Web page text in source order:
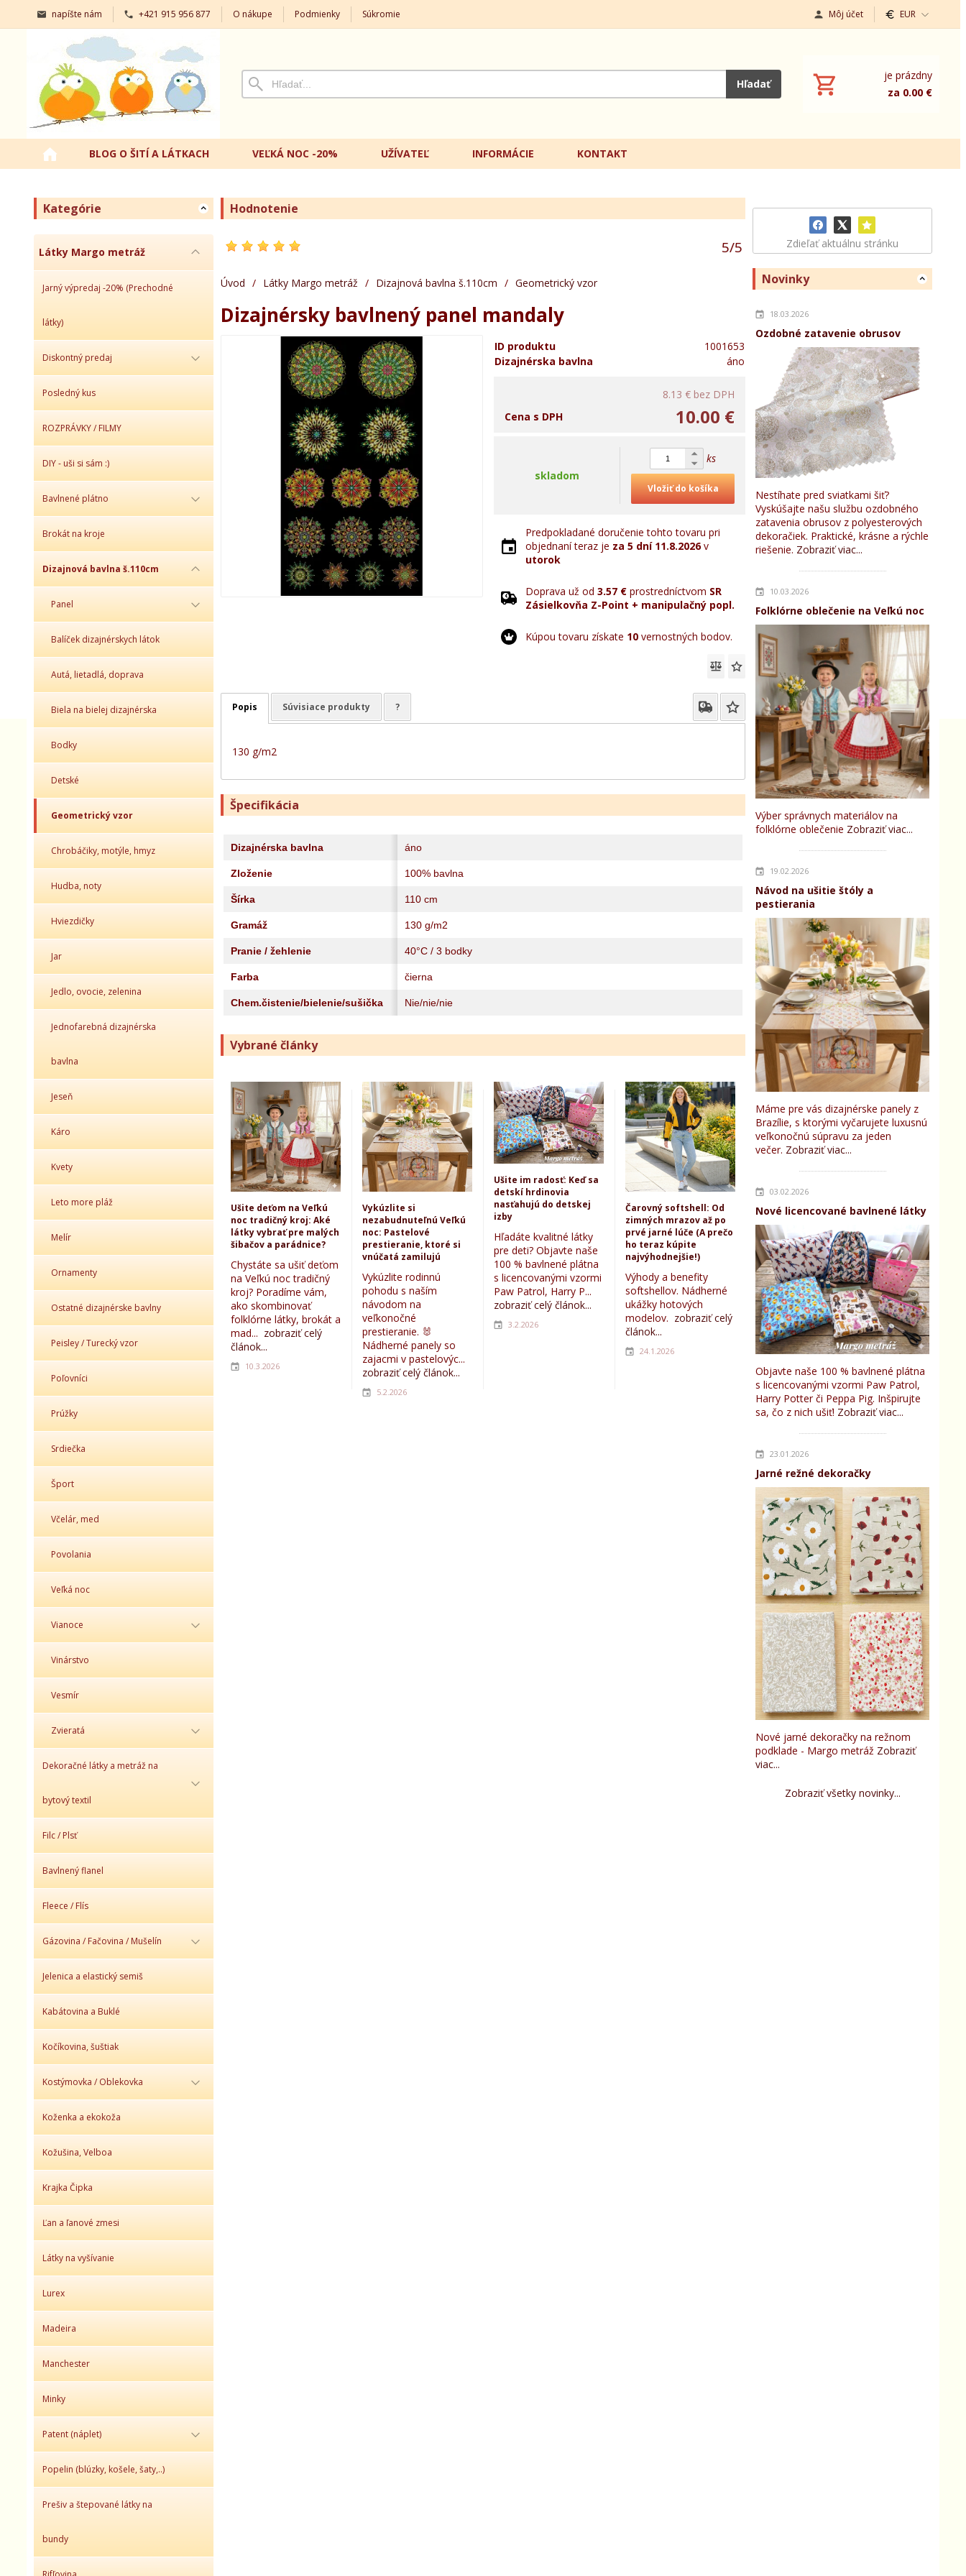
napíšte nám +421 915 956 877 O nákupe Podmienky Súkromie Môj účet EUR
Hľadať
je prázdny
za 0.00 €
BLOG O ŠITÍ A LÁTKACH VEĽKÁ NOC -20% UŽÍVATEĽ INFORMÁCIE KONTAKT
Kategórie
Látky Margo metráž
Jarný výpredaj -20% (Prechodné
látky)
Diskontný predaj
Posledný kus
ROZPRÁVKY / FILMY
DIY - uši si sám :)
Bavlnené plátno
Brokát na kroje
Dizajnová bavlna š.110cm
Panel
Balíček dizajnérskych látok
Autá, lietadlá, doprava
Biela na bielej dizajnérska
Bodky
Detské
Geometrický vzor
Chrobáčiky, motýle, hmyz
Hudba, noty
Hviezdičky
Jar
Jedlo, ovocie, zelenina
Jednofarebná dizajnérska
bavlna
Jeseň
Káro
Kvety
Leto more pláž
Melír
Ornamenty
Ostatné dizajnérske bavlny
Peisley / Turecký vzor
Poľovníci
Prúžky
Srdiečka
Šport
Včelár, med
Povolania
Veľká noc
Vianoce
Vinárstvo
Vesmír
Zvieratá
Dekoračné látky a metráž na
bytový textil
Filc / Plsť
Bavlnený flanel
Fleece / Flís
Gázovina / Fačovina / Mušelín
Jelenica a elastický semiš
Kabátovina a Buklé
Kočíkovina, šuštiak
Kostýmovka / Oblekovka
Koženka a ekokoža
Kožušina, Velboa
Krajka Čipka
Ľan a ľanové zmesi
Látky na vyšívanie
Lurex
Madeira
Manchester
Minky
Patent (náplet)
Popelin (blúzky, košele, šaty,..)
Prešiv a štepované látky na
bundy
Zdieľať aktuálnu stránku
Novinky
18.03.2026
Ozdobné zatavenie obrusov
Nestíhate pred sviatkami šiť?
Vyskúšajte našu službu ozdobného
zatavenia obrusov z polyesterových
dekoračiek. Praktické, krásne a rýchle
riešenie. Zobraziť viac...
10.03.2026
Folklórne oblečenie na Veľkú noc
Výber správnych materiálov na
folklórne oblečenie Zobraziť viac...
19.02.2026
Návod na ušitie štóly a
pestierania
Máme pre vás dizajnérske panely z
Brazílie, s ktorými vyčarujete luxusnú
veľkonočnú súpravu za jeden
večer. Zobraziť viac...
03.02.2026
Nové licencované bavlnené látky
Objavte naše 100 % bavlnené plátna
s licencovanými vzormi Paw Patrol,
Harry Potter či Peppa Pig. Inšpirujte
sa, čo z nich ušiť! Zobraziť viac...
23.01.2026
Jarné režné dekoračky
Nové jarné dekoračky na režnom
podklade - Margo metráž Zobraziť
viac...
Zobraziť všetky novinky...
Hodnotenie
5/5
Úvod / Látky Margo metráž / Dizajnová bavlna š.110cm / Geometrický vzor
Dizajnérsky bavlnený panel mandaly
ID produktu
1001653
Dizajnérska bavlna
áno
8.13 € bez DPH
10.00 €
Cena s DPH
skladom
ks
Vložiť do košíka
Predpokladané doručenie tohto tovaru pri
objednaní teraz je za 5 dní 11.8.2026v
utorok
Doprava už od 3.57 € prostredníctvom SR
Zásielkovňa Z-Point + manipulačný popl.
Kúpou tovaru získate 10 vernostných bodov.
Popis Súvisiace produkty ?
130 g/m2
Špecifikácia
Dizajnérska bavlna áno
Zloženie 100% bavlna
Šírka 110 cm
Gramáž 130 g/m2
Pranie / žehlenie 40°C / 3 bodky
Farba čierna
Chem.čistenie/bielenie/sušička Nie/nie/nie
Vybrané články
Ušite deťom na Veľkú
noc tradičný kroj: Aké
látky vybrať pre malých
šibačov a parádnice?
Chystáte sa ušiť deťom
na Veľkú noc tradičný
kroj? Poradíme vám,
ako skombinovať
folklórne látky, brokát a
mad... zobraziť celý
článok...
10.3.2026
Vykúzlite si
nezabudnuteľnú Veľkú
noc: Pastelové
prestieranie, ktoré si
vnúčatá zamilujú
Vykúzlite rodinnú
pohodu s naším
návodom na
veľkonočné
prestieranie. 🐰
Nádherné panely so
zajacmi v pastelovýc...
zobraziť celý článok...
5.2.2026
Ušite im radosť: Keď sa
detskí hrdinovia
nasťahujú do detskej
izby
Hľadáte kvalitné látky
pre deti? Objavte naše
100 % bavlnené plátna
s licencovanými vzormi
Paw Patrol, Harry P...
zobraziť celý článok...
3.2.2026
Čarovný softshell: Od
zimných mrazov až po
prvé jarné lúče (A prečo
ho teraz kúpite
najvýhodnejšie!)
Výhody a benefity
softshellov. Nádherné
ukážky hotových
modelov. zobraziť celý
článok...
24.1.2026